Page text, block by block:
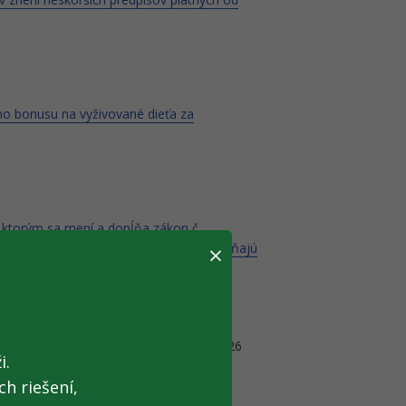
bonusu na vyživované dieťa za
sa mení a dopĺňa zákon č.
predpisov a ktorým sa menia a dopĺňajú
tržieb a o zmene a doplnení
poriadku prináša od 1. januára 2026
×
riešení,